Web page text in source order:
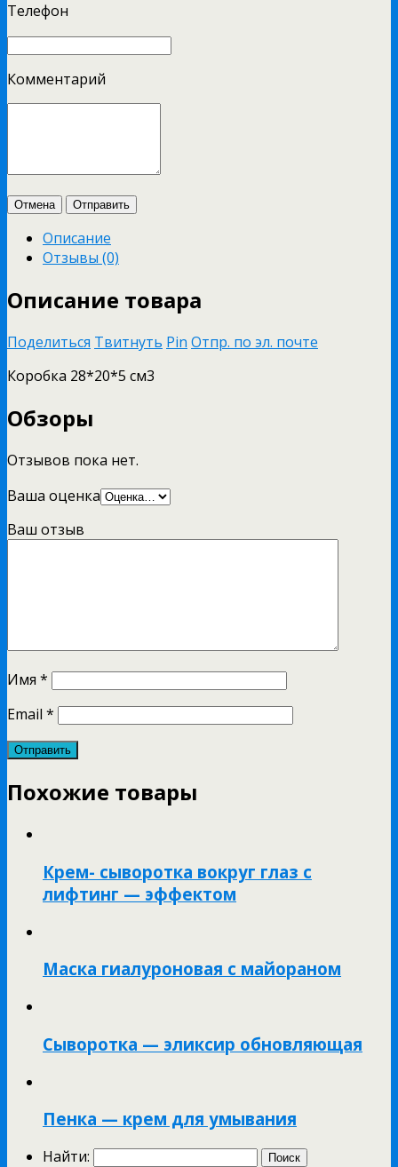
Телефон
Комментарий
Отмена Отправить
Описание
Отзывы (0)
Описание товара
Поделиться Твитнуть Pin Отпр. по эл. почте
Коробка 28*20*5 см3
Обзоры
Отзывов пока нет.
Ваша оценка
Ваш отзыв
Имя *
Email *
Похожие товары
Крем- сыворотка вокруг глаз с
лифтинг — эффектом
Маска гиалуроновая с майораном
Сыворотка — эликсир обновляющая
Пенка — крем для умывания
Найти: